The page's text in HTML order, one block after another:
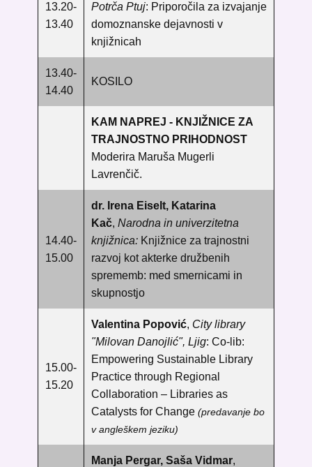
13.20-
13.40
Potrča Ptuj: Priporočila za izvajanje
domoznanske dejavnosti v
knjižnicah
13.40-
14.40
KOSILO
KAM NAPREJ - KNJIŽNICE ZA
TRAJNOSTNO PRIHODNOST
Moderira Maruša Mugerli
Lavrenčič.
14.40-
15.00
dr. Irena Eiselt, Katarina
Kač, Narodna in univerzitetna
knjižnica: Knjižnice za trajnostni
razvoj kot akterke družbenih
sprememb: med smernicami in
skupnostjo
15.00-
15.20
Valentina Popović, City library
"Milovan Danojlić", Ljig: Co-lib:
Empowering Sustainable Library
Practice through Regional
Collaboration – Libraries as
Catalysts for Change (predavanje bo
v angleškem jeziku)
Manja Pergar, Saša Vidmar,